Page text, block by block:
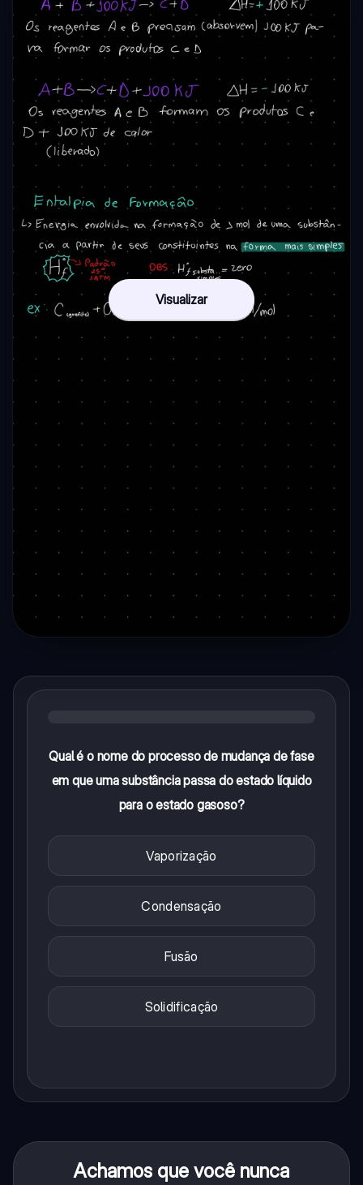
Visualizar
Qual é o nome do processo de mudança de fase
em que uma substância passa do estado líquido
para o estado gasoso?
Vaporização
Condensação
Fusão
Solidificação
Achamos que você nunca